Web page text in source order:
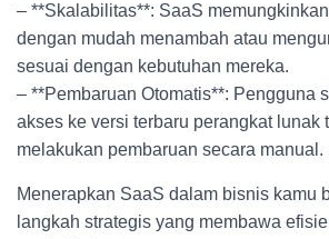
– **Skalabilitas**: SaaS
dengan mudah menambah atau
sesuai dengan kebutuhan mereka.
– **Pembaruan Otomatis**: Pengguna
akses ke versi terbaru perangkat lunak
melakukan pembaruan secara manual.
Menerapkan SaaS dalam bisnis kamu
langkah strategis yang membawa